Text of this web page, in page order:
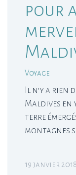
pour
Voyage
Il n’y a rien
Maldives en
terre
montagnes
19 janvier 2018